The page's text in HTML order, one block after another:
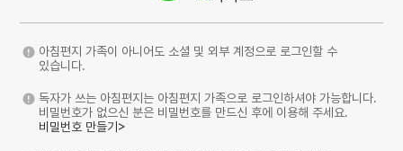
아침편지 가족이 아니어도 소셜 및 외부 계정으로 로그인할 수
있습니다.
독자가 쓰는 아침편지는 아침편지 가족으로 로그인하셔야 가능합니다.
비밀번호가 없으신 분은 비밀번호를 만드신 후에 이용해 주세요.
비밀번호 만들기>